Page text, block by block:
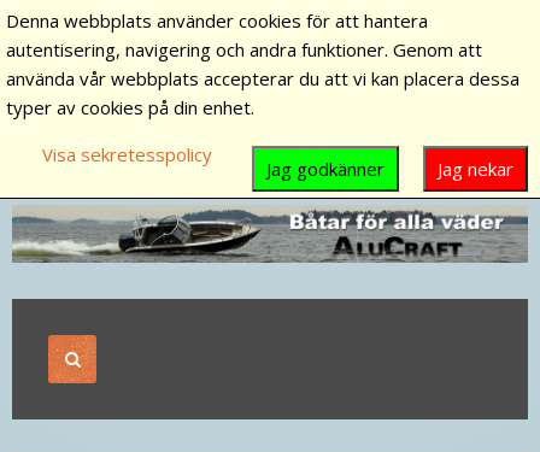
Denna webbplats använder cookies för att hantera
autentisering, navigering och andra funktioner. Genom att
använda vår webbplats accepterar du att vi kan placera dessa
typer av cookies på din enhet.
Visa sekretesspolicy
Jag nekar
Jag godkänner